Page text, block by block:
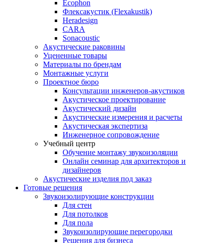
Ecophon
Флексакустик (Flexakustik)
Heradesign
CARA
Sonacoustic
Акустические раковины
Уцененные товары
Материалы по брендам
Монтажные услуги
Проектное бюро
Консультации инженеров-акустиков
Акустическое проектирование
Акустический дизайн
Акустические измерения и расчеты
Акустическая экспертиза
Инженерное сопровождение
Учебный центр
Обучение монтажу звукоизоляции
Онлайн семинар для архитекторов и
дизайнеров
Акустические изделия под заказ
Готовые решения
Звукоизолирующие конструкции
Для стен
Для потолков
Для пола
Звукоизолирующие перегородки
Решения для бизнеса